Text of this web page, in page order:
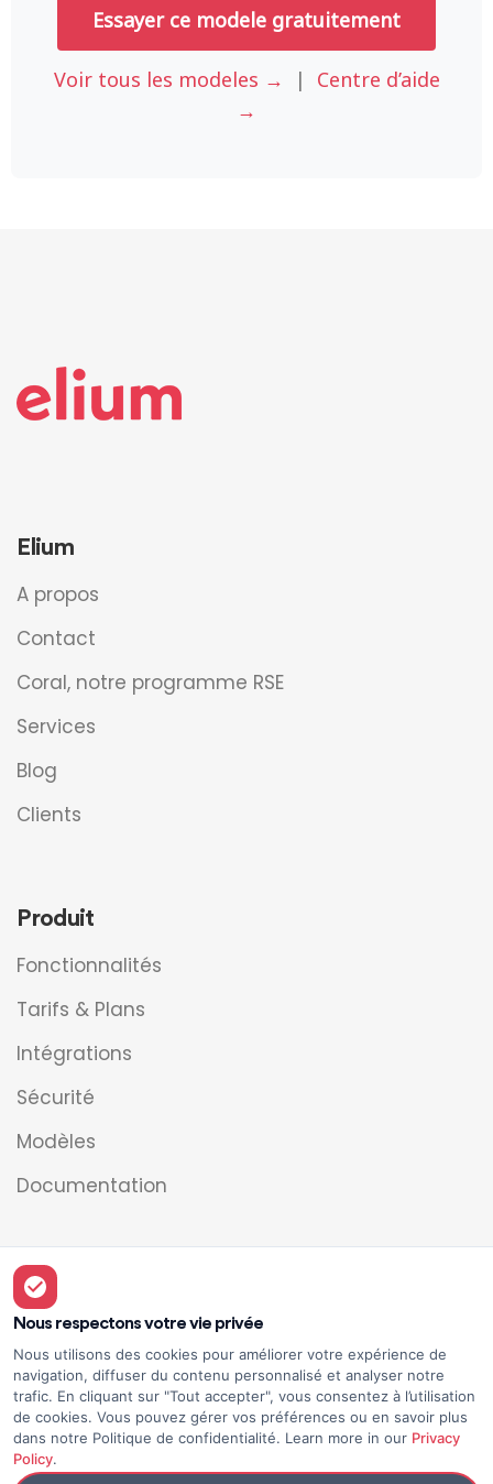
Essayer ce modele gratuitement
Voir tous les modeles → | Centre d’aide
→
Elium
A propos
Contact
Coral, notre programme RSE
Services
Blog
Clients
Produit
Fonctionnalités
Tarifs & Plans
Intégrations
Sécurité
Modèles
Documentation
Légal
Mentions légales
Conditions d'utilisation
Politique de confidentialité
Nous respectons votre vie privée
Nous utilisons des cookies pour améliorer votre expérience de
navigation, diffuser du contenu personnalisé et analyser notre
trafic. En cliquant sur "Tout accepter", vous consentez à l’utilisation
de cookies. Vous pouvez gérer vos préférences ou en savoir plus
dans notre Politique de confidentialité. Learn more in our Privacy
Policy.